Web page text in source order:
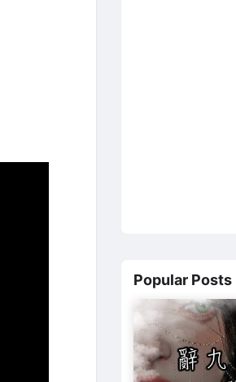
Popular Posts